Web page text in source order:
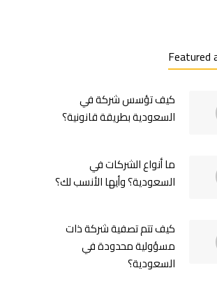
Featured
كيف تؤسس شركة في
السعودية بطريقة قانونية؟
ما أنواع الشركات في
السعودية؟ وأيها الأنسب لك؟
كيف تتم تصفية شركة ذات
مسؤولية محدودة في
السعودية؟